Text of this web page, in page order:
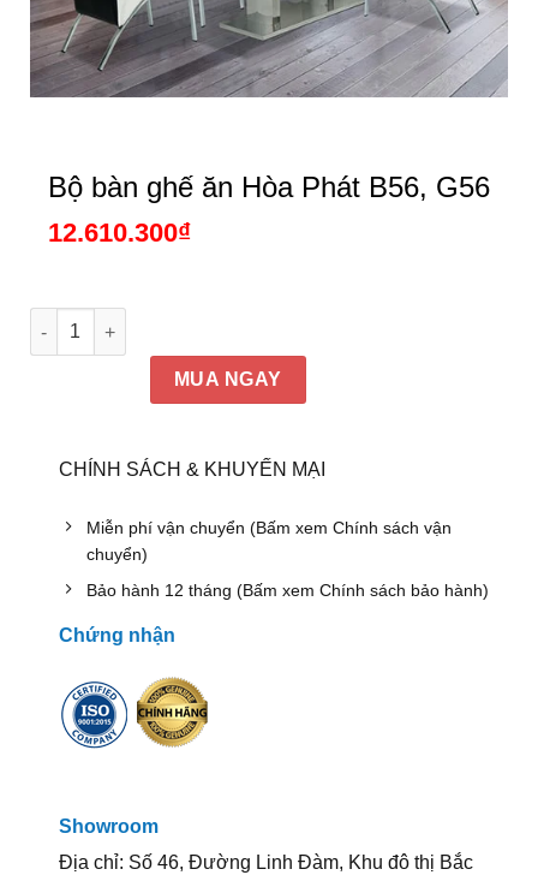
Bộ bàn ghế ăn Hòa Phát B56, G56
12.610.300₫
Bộ bàn ghế ăn Hòa Phát B56, G56 số lượng
MUA NGAY
CHÍNH SÁCH & KHUYẾN MẠI
Miễn phí vận chuyển (Bấm xem Chính sách vận
chuyển)
Bảo hành 12 tháng (Bấm xem Chính sách bảo hành)
Chứng nhận
Showroom
Địa chỉ: Số 46, Đường Linh Đàm, Khu đô thị Bắc